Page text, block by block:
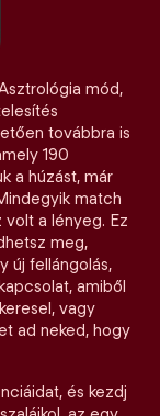
mód,
továbbra is
190
a húzást, már
match
a lényeg. Ez
meg,
új fellángolás,
amiből
vagy
ad neked, hogy
és kezdj